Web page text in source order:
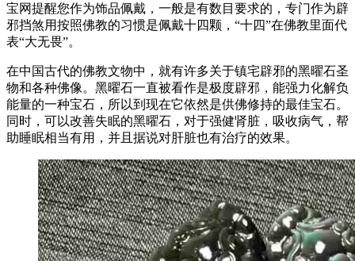
宝网提醒您作为饰品佩戴，一般是有数目要求的，专门作为辟
邪挡煞用按照佛教的习惯是佩戴十四颗，“十四”在佛教里面代
表“大无畏”。
在中国古代的佛教文物中，就有许多关于镇宅辟邪的黑曜石圣
物和各种佛像。黑曜石一直被看作是极度辟邪，能强力化解负
能量的一种宝石，所以到现在它依然是供佛修持的最佳宝石。
同时，可以改善失眠的黑曜石，对于强健肾脏，吸收病气，帮
助睡眠相当有用，并且据说对肝脏也有治疗的效果。